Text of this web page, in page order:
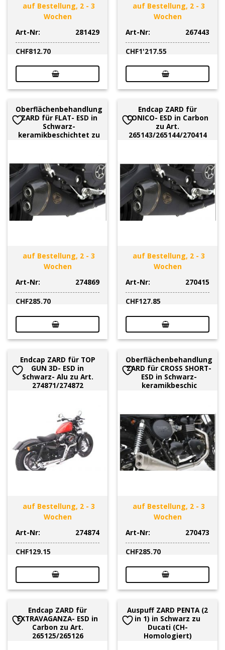
auf Bestellung, 2 - 3
Wochen
Art-Nr:
281429
CHF812.70
auf Bestellung, 2 - 3
Wochen
Art-Nr:
267443
CHF1'217.55
Oberflächenbehandlung
ZARD für FLAT- ESD in
Schwarz-
keramikbeschichtet zu
auf Bestellung, 2 - 3
Wochen
Art-Nr:
274869
CHF285.70
Endcap ZARD für
CONICO- ESD in Carbon
zu Art.
265143/265144/270414
auf Bestellung, 2 - 3
Wochen
Art-Nr:
270415
CHF127.85
Endcap ZARD für TOP
GUN 3D- ESD in
Schwarz- Alu zu Art.
274871/274872
auf Bestellung, 2 - 3
Wochen
Art-Nr:
274874
CHF129.15
Oberflächenbehandlung
ZARD für CROSS SHORT-
ESD in Schwarz-
keramikbeschic
auf Bestellung, 2 - 3
Wochen
Art-Nr:
270473
CHF285.70
Endcap ZARD für
EXTRAVAGANZA- ESD in
Carbon zu Art.
265125/265126
Auspuff ZARD PENTA (2
in 1) in Schwarz zu
Ducati (CH-
Homologiert)